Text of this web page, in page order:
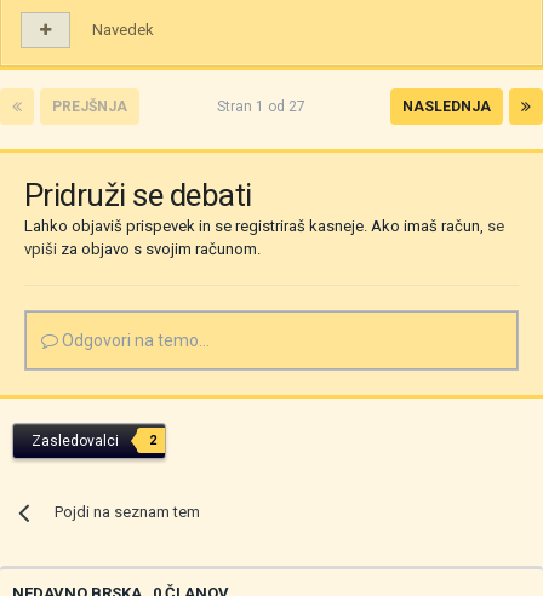
Navedek
PREJŠNJA NASLEDNJA
Stran 1 od 27
Pridruži se debati
Lahko objaviš prispevek in se registriraš kasneje. Ako imaš račun, se
vpiši za objavo s svojim računom.
Odgovori na temo...
Zasledovalci 2
Pojdi na seznam tem